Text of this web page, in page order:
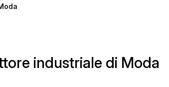
industriale di Moda